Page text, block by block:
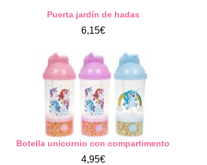
Puerta jardín de hadas
6,15€
Botella unicornio con compartimento
4,95€